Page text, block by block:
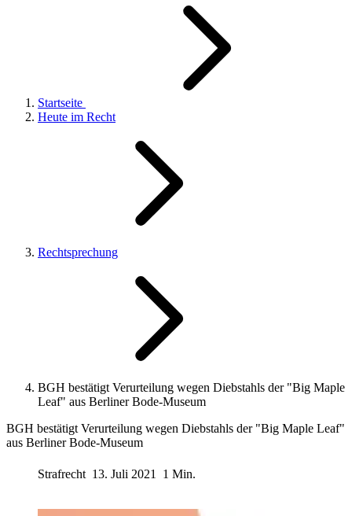
Startseite
Heute im Recht
Rechtsprechung
BGH bestätigt Verurteilung wegen Diebstahls der "Big Maple
Leaf" aus Berliner Bode-Museum
BGH bestätigt Verurteilung wegen Diebstahls der "Big Maple Leaf"
aus Berliner Bode-Museum
Strafrecht 13. Juli 2021 1 Min.